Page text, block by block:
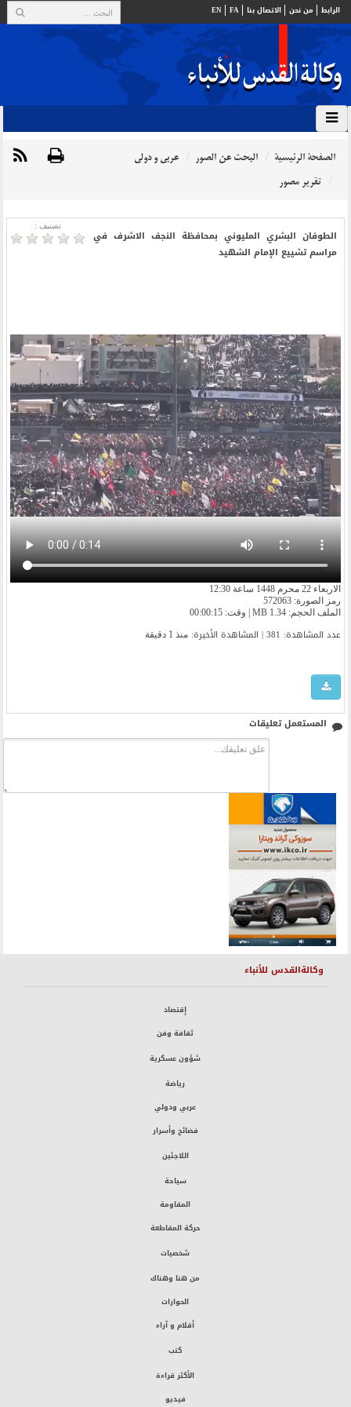
الرابط من نحن الاتصال بنا FA
EN
الصفحة الرئيسية البحث عن الصور
عربي و دولي
تقرير مصور
تصنیف :
الطوفان البشري المليوني بمحافظة النجف الاشرف في
مراسم تشييع الإمام الشهيد
الاربعاء 22 محرم 1448 ساعة 12:30
رمز الصورة: 572063
الملف الحجم: 1.34 MB | وقت: 00:00:15
عدد المشاهدة: 381 | المشاهدة الأخیرة: منذ 1 دقيقة
المستعمل تعليقات
وكالةالقدس للأنباء
إقتصاد
ثقافة وفن
شؤون عسكرية
رياضة
عربي ودولي
فضائح وأسرار
اللاجئين
سياحة
المقاومة
حركة المقاطعة
شخصيات
من هنا وهناك
الحوارات
أقلام و آراء
كتب
الأكثر قراءة
فيديو